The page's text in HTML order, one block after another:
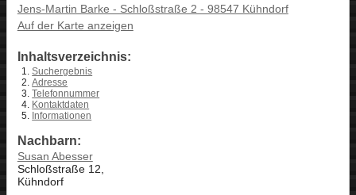
Jens-Martin Barke - Schloßstraße 2 - 98547 Kühndorf
Auf der Karte anzeigen
Inhaltsverzeichnis:
Suchergebnis
Adresse
Telefonnummer
Kontaktdaten
Informationen
Nachbarn:
Susan Abesser
Schloßstraße 12,
Kühndorf